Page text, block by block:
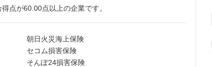
点が60.00点以上の企業です。
朝日火災海上保険
セコム損害保険
そんぽ24損害保険